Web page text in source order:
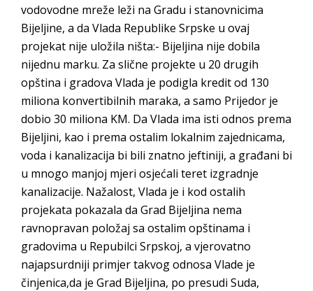
vodovodne mreže leži na Gradu i stanovnicima
Bijeljine, a da Vlada Republike Srpske u ovaj
projekat nije uložila ništa:- Bijeljina nije dobila
nijednu marku. Za slične projekte u 20 drugih
opština i gradova Vlada je podigla kredit od 130
miliona konvertibilnih maraka, a samo Prijedor je
dobio 30 miliona KM. Da Vlada ima isti odnos prema
Bijeljini, kao i prema ostalim lokalnim zajednicama,
voda i kanalizacija bi bili znatno jeftiniji, a građani bi
u mnogo manjoj mjeri osjećali teret izgradnje
kanalizacije. Nažalost, Vlada je i kod ostalih
projekata pokazala da Grad Bijeljina nema
ravnopravan položaj sa ostalim opštinama i
gradovima u Repubilci Srpskoj, a vjerovatno
najapsurdniji primjer takvog odnosa Vlade je
činjenica,da je Grad Bijeljina, po presudi Suda,